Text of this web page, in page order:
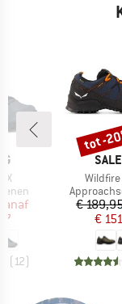
prijs
(12)
Artikel
Wildfire
€
€
Korting
tot -